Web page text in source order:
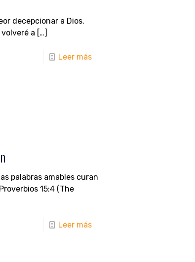
decepcionar a Dios.
a […]
Leer más
palabras amables curan
15:4 (The
Leer más